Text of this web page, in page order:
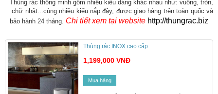
Thùng rác thông minh gồm nhiều kiểu dáng khác nhau như: vuông, tròn,
chữ nhật...cùng nhiều kiểu nắp đậy, được giao hàng trên toàn quốc và
bảo hành 24 tháng Chi tiết xem tại website http://thungrac.biz
Thùng rác INOX cao cấp
1,199,000 VNĐ
Mua hàng